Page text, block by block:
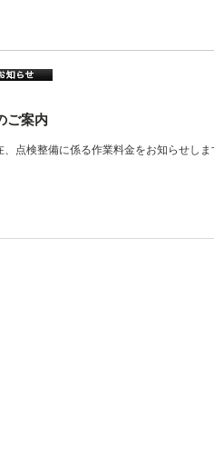
ご案内
点検整備に係る作業料金をお知らせしま